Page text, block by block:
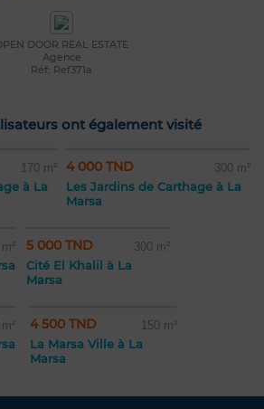
DOOR REAL ESTATE
Agence
Réf: Ref371a
ont également visité
170 m²
à La
4 000 TND 300 m²
Les Jardins de Carthage à La
Marsa
5 000 TND 300 m²
Cité El Khalil à La
Marsa
4 500 TND 150 m²
La Marsa Ville à La
Marsa